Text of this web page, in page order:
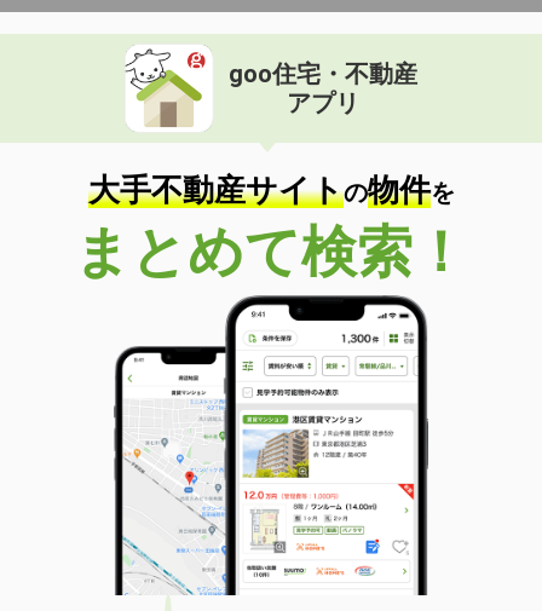
高知県高知市中宝永町
価 格
住 所
高知県高知市中宝永町
専有面積 19.33m²
間取り
1K
高知県高知市南御座
価 格
4.20万円
高知県高知市南御座
33m²
間取り
1DK
高知県高知市南ノ丸町
価 格
3.20万円
住 所
高知県高知市南ノ丸町
専有面積 30m²
間取り
1K
高知県高知市高須新町２丁目
goo住宅・不動産
アプリ
大手不動産サイトの物件を
まとめて検索！